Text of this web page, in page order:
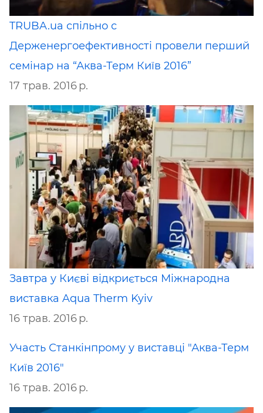
TRUBA.ua спільно с
Держенергоефективності провели перший
семінар на “Аква-Терм Київ 2016”
17 трав. 2016 р.
Завтра у Києві відкриється Міжнародна
виставка Aqua Therm Kyiv
16 трав. 2016 р.
Участь Станкінпрому у виставці "Аква-Терм
Київ 2016"
16 трав. 2016 р.